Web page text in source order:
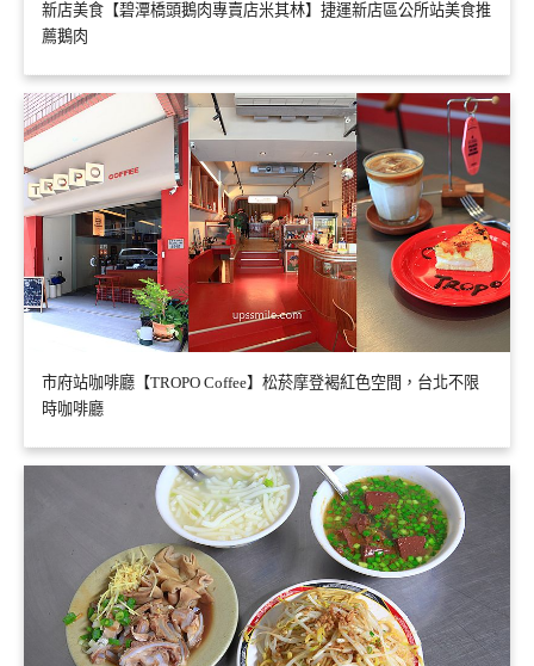
新店美食【碧潭橋頭鵝肉專賣店米其林】捷運新店區公所站美食推
薦鵝肉
市府站咖啡廳【TROPO Coffee】松菸摩登褐紅色空間，台北不限
時咖啡廳